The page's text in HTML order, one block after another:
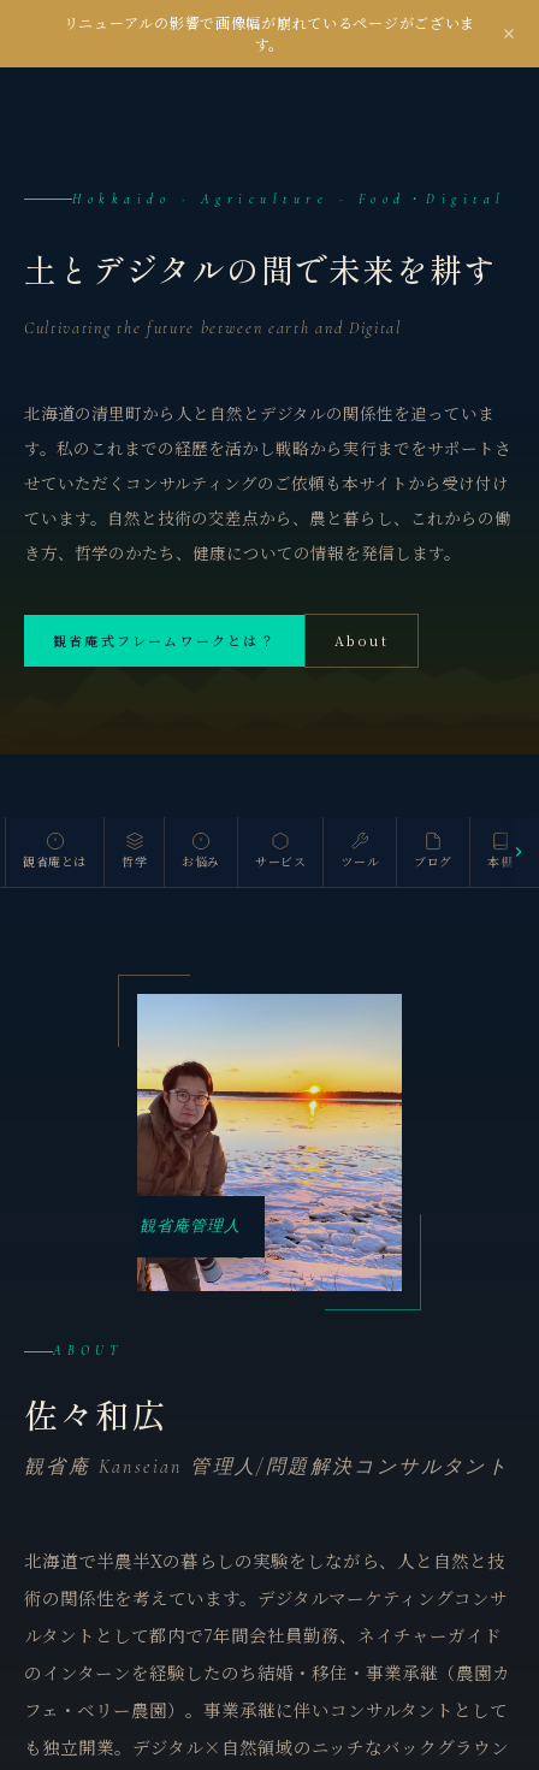
リニューアルの影響で画像幅が崩れているページがございま
す。
kanseian
斜里岳 1,547m
Hokkaido · Agriculture · Food・Digital
土とデジタルの間で未来を耕す
Cultivating the future between earth and Digital
北海道の清里町から人と自然とデジタルの関係性を追っていま
す。私のこれまでの経歴を活かし戦略から実行までをサポートさ
せていただくコンサルティングのご依頼も本サイトから受け付け
ています。自然と技術の交差点から、農と暮らし、これからの働
き方、哲学のかたち、健康についての情報を発信します。
観省庵式フレームワークとは？ About
観省庵とは 哲学 お悩み サービス ツール ブログ 本棚
観省庵管理人
ABOUT
佐々和広
観省庵 Kanseian 管理人/問題解決コンサルタント
北海道で半農半Xの暮らしの実験をしながら、人と自然と技
術の関係性を考えています。デジタルマーケティングコンサ
ルタントとして都内で7年間会社員勤務、ネイチャーガイド
のインターンを経験したのち結婚・移住・事業承継（農園カ
フェ・ベリー農園）。事業承継に伴いコンサルタントとして
も独立開業。デジタル×自然領域のニッチなバックグラウン